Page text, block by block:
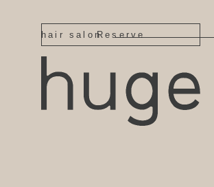
Reserve
hair salon